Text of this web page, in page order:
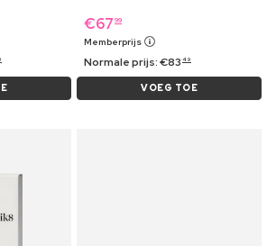
€67 99
Memberprijs
Normale prijs:€83 49
VOEG TOE